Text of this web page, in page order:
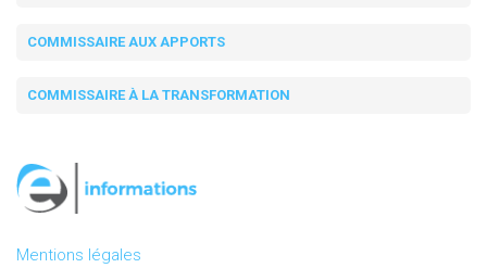
COMMISSAIRE AUX APPORTS
COMMISSAIRE À LA TRANSFORMATION
Mentions légales